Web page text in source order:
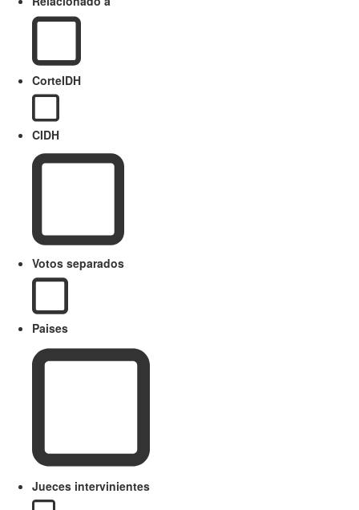
CorteIDH
CIDH
Votos separados
Paises
Jueces intervinientes